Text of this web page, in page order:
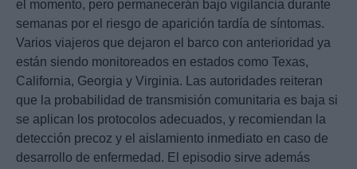
el momento, pero permanecerán bajo vigilancia durante
semanas por el riesgo de aparición tardía de síntomas.
Varios viajeros que dejaron el barco con anterioridad ya
están siendo monitoreados en estados como Texas,
California, Georgia y Virginia. Las autoridades reiteran
que la probabilidad de transmisión comunitaria es baja si
se aplican los protocolos adecuados, y recomiendan la
detección precoz y el aislamiento inmediato en caso de
desarrollo de enfermedad. El episodio sirve además